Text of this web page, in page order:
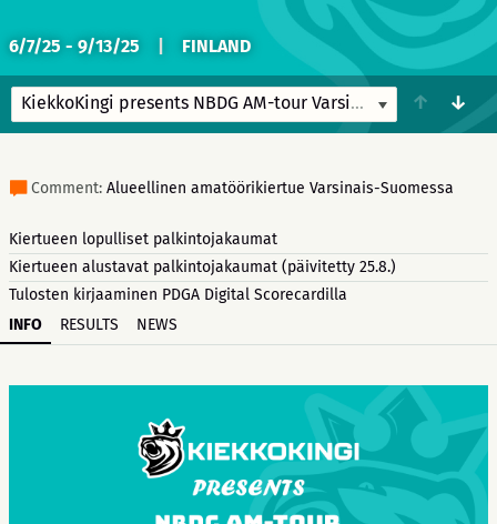
6/7/25 - 9/13/25 FINLAND
KiekkoKingi presents NBDG AM-tour Varsinais-Suomi 6/7/
↑ ↓
Comment: Alueellinen amatöörikiertue Varsinais-Suomessa
Kiertueen lopulliset palkintojakaumat
Kiertueen alustavat palkintojakaumat (päivitetty 25.8.)
Tulosten kirjaaminen PDGA Digital Scorecardilla
INFO
RESULTS NEWS